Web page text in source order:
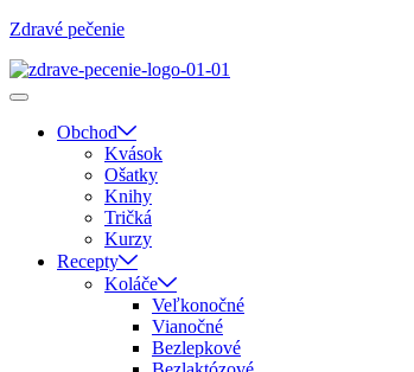
Zdravé pečenie
Obchod
Kvások
Ošatky
Knihy
Tričká
Kurzy
Recepty
Koláče
Veľkonočné
Vianočné
Bezlepkové